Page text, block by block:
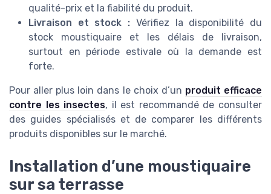
qualité-prix et la fiabilité du produit.
Livraison et stock : Vérifiez la disponibilité du
stock moustiquaire et les délais de livraison,
surtout en période estivale où la demande est
forte.
Pour aller plus loin dans le choix d’un produit efficace
contre les insectes, il est recommandé de consulter
des guides spécialisés et de comparer les différents
produits disponibles sur le marché.
Installation d’une moustiquaire
sur sa terrasse